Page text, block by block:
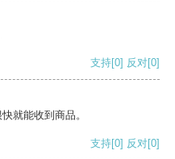
支持[0] 反对[0]
就能收到商品。
支持[0] 反对[0]